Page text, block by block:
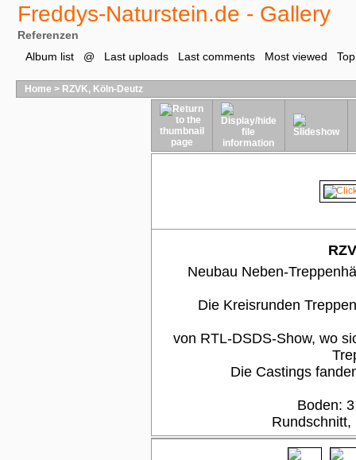
Freddys-Naturstein.de - Gallery
Referenzen
Album list
@ Last uploads Last comments Most viewed
Home > RZVK, Köln-Deutz
Neubau Neben-
Die Kreisrunden
von RTL-DSDS-Show, wo
Die Castings
Boden: